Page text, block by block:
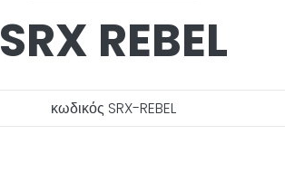
SRX REBEL
κωδικός SRX-REBEL